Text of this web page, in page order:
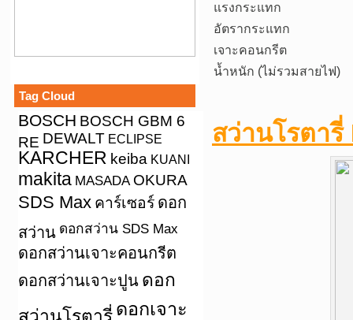
Tag Cloud
BOSCH BOSCH GBM 6
RE DEWALT ECLIPSE
KARCHER keiba KUANI
makita MASADA OKURA
SDS Max คาร์เซอร์ ดอก
สว่าน ดอกสว่าน SDS Max
ดอกสว่านเจาะคอนกรีต
ดอกสว่านเจาะปูน ดอก
สว่านโรตารี่ ดอกเจาะ
แรงกระแทก
อัตรากระแทก
เจาะคอนกรีต
น้ำหนัก (ไม่รวมสายไฟ)
สว่านโรตารี่